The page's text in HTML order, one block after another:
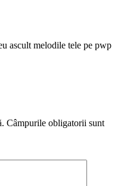
ascult melodile tele pe pwp
Câmpurile obligatorii sunt